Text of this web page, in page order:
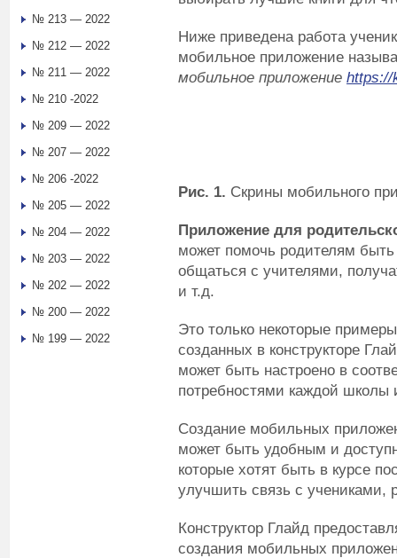
Ниже приведена работа
мобильное приложение
мобильное приложение https://
Рис. 1. Скрины мобильного
Приложение для
может помочь родителям
общаться с учителями,
и т.д.
Это только некоторые
созданных в конструкторе
может быть настроено в
потребностями каждой школы
Создание мобильных
может быть удобным и
которые хотят быть в курсе
улучшить связь с учениками,
Конструктор Глайд
создания мобильных
№ 213 — 2022
№ 212 — 2022
№ 211 — 2022
№ 210 -2022
№ 209 — 2022
№ 207 — 2022
№ 206 -2022
№ 205 — 2022
№ 204 — 2022
№ 203 — 2022
№ 202 — 2022
№ 200 — 2022
№ 199 — 2022